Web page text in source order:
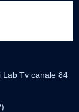
Lab Tv canale 84